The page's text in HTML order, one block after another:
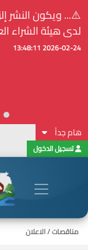
⚠️... ويكون النشر
لدى هيئة الشراء العام...
2026-02-24 13:48:11
هام جداً
تسجيل الدخول
مناقصات / الاعلان